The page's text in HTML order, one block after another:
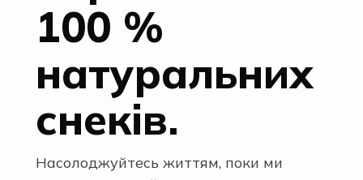
100 %
натуральних
снеків.
Насолоджуйтесь життям, поки ми